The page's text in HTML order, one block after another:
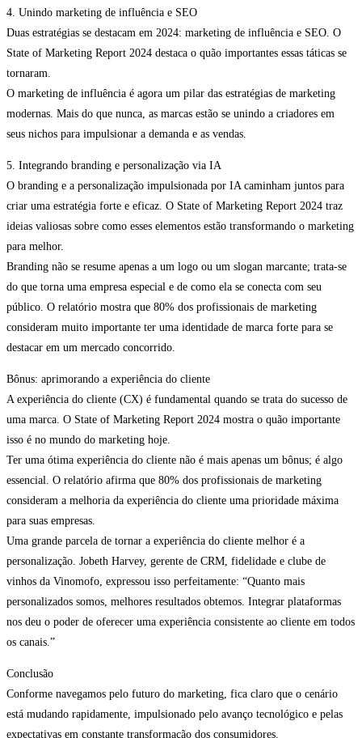
4. Unindo marketing de influência e SEO
Duas estratégias se destacam em 2024: marketing de influência e SEO. O
State of Marketing Report 2024 destaca o quão importantes essas táticas se
tornaram.
O marketing de influência é agora um pilar das estratégias de marketing
modernas. Mais do que nunca, as marcas estão se unindo a criadores em
seus nichos para impulsionar a demanda e as vendas.
5. Integrando branding e personalização via IA
O branding e a personalização impulsionada por IA caminham juntos para
criar uma estratégia forte e eficaz. O State of Marketing Report 2024 traz
ideias valiosas sobre como esses elementos estão transformando o marketing
para melhor.
Branding não se resume apenas a um logo ou um slogan marcante; trata-se
do que torna uma empresa especial e de como ela se conecta com seu
público. O relatório mostra que 80% dos profissionais de marketing
consideram muito importante ter uma identidade de marca forte para se
destacar em um mercado concorrido.
Bônus: aprimorando a experiência do cliente
A experiência do cliente (CX) é fundamental quando se trata do sucesso de
uma marca. O State of Marketing Report 2024 mostra o quão importante
isso é no mundo do marketing hoje.
Ter uma ótima experiência do cliente não é mais apenas um bônus; é algo
essencial. O relatório afirma que 80% dos profissionais de marketing
consideram a melhoria da experiência do cliente uma prioridade máxima
para suas empresas.
Uma grande parcela de tornar a experiência do cliente melhor é a
personalização. Jobeth Harvey, gerente de CRM, fidelidade e clube de
vinhos da Vinomofo, expressou isso perfeitamente: “Quanto mais
personalizados somos, melhores resultados obtemos. Integrar plataformas
nos deu o poder de oferecer uma experiência consistente ao cliente em todos
os canais.”
Conclusão
Conforme navegamos pelo futuro do marketing, fica claro que o cenário
está mudando rapidamente, impulsionado pelo avanço tecnológico e pelas
expectativas em constante transformação dos consumidores.